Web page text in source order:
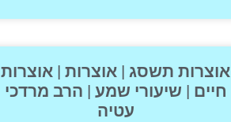
אוצרות תשסג | אוצרות | אוצרות
חיים | שיעורי שמע | הרב מרדכי
עטיה